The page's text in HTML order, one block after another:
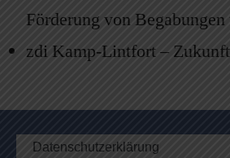
Förderung von
zdi Kamp-Lintfort –
Datenschutzerklärung